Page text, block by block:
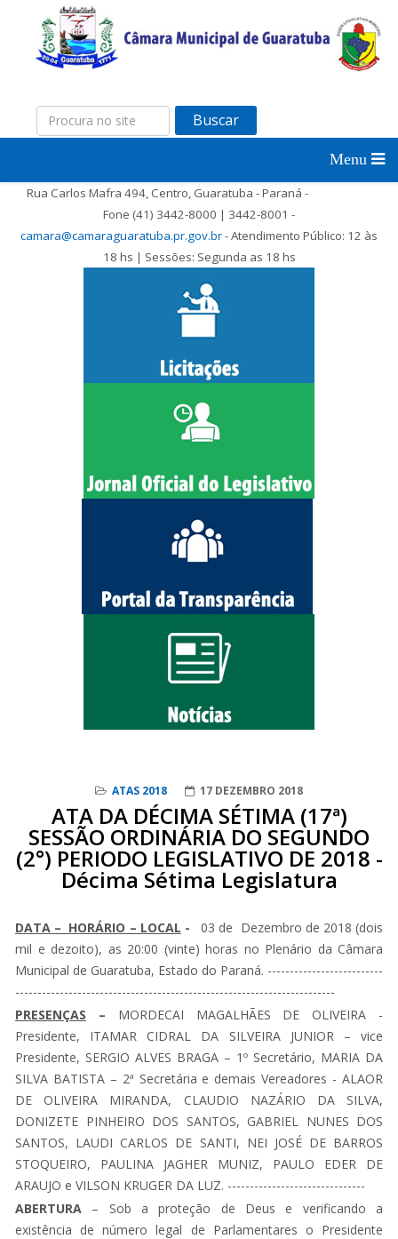
Buscar
Rua Carlos Mafra 494, Centro, Guaratuba - Paraná -
Fone (41) 3442-8000 | 3442-8001 -
camara@camaraguaratuba.pr.gov.br- Atendimento Público: 12 às
18 hs | Sessões: Segunda as 18 hs
ATAS 2018 17 DEZEMBRO 2018
ATA DA DÉCIMA SÉTIMA (17ª)
SESSÃO ORDINÁRIA DO SEGUNDO
(2°) PERIODO LEGISLATIVO DE 2018 -
Décima Sétima Legislatura
DATA – HORÁRIO – LOCAL -
03 de Dezembro de 2018 (dois
mil e dezoito), as 20:00 (vinte) horas no Plenário da Câmara
Municipal de Guaratuba, Estado do Paraná. --------------------------
------------------------------------------------------------------------
PRESENÇAS – MORDECAI MAGALHÃES DE OLIVEIRA -
Presidente, ITAMAR CIDRAL DA SILVEIRA JUNIOR – vice
Presidente, SERGIO ALVES BRAGA – 1º Secretário, MARIA DA
SILVA BATISTA – 2ª Secretária e demais Vereadores - ALAOR
DE OLIVEIRA MIRANDA, CLAUDIO NAZÁRIO DA SILVA,
DONIZETE PINHEIRO DOS SANTOS, GABRIEL NUNES DOS
SANTOS, LAUDI CARLOS DE SANTI, NEI JOSÉ DE BARROS
STOQUEIRO, PAULINA JAGHER MUNIZ, PAULO EDER DE
ARAUJO e VILSON KRUGER DA LUZ. -------------------------------
ABERTURA – Sob a proteção de Deus e verificando a
existência de número legal de Parlamentares o Presidente